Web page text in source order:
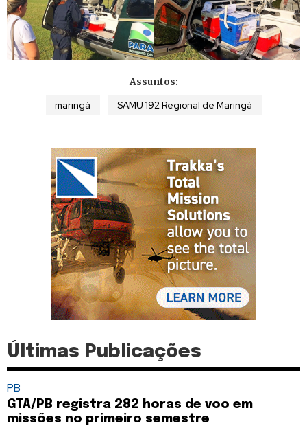
Assuntos:
maringá SAMU 192 Regional de Maringá
Últimas Publicações
PB
GTA/PB registra 282 horas de voo em
missões no primeiro semestre